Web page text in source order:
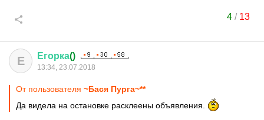
4 / 13
Е Егорка()
13:34, 23.07.2018
От пользователя ~Бася Пурга~**
Да видела на остановке расклеены объявления.